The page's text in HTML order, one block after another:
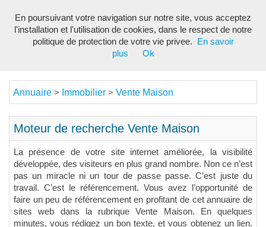
Annuaire > Immobilier > Vente Maison
Moteur de recherche Vente Maison
La présence de votre site internet améliorée, la visibilité
développée, des visiteurs en plus grand nombre. Non ce n’est
pas un miracle ni un tour de passe passe. C’est juste du
travail. C’est le référencement. Vous avez l’opportunité de
faire un peu de référencement en profitant de cet annuaire de
sites web dans la rubrique Vente Maison. En quelques
minutes, vous rédigez un bon texte, et vous obtenez un lien.
En poursuivant votre navigation sur notre site, vous acceptez
l'installation et l'utilisation de cookies, dans le respect de notre
politique de protection de votre vie privee.
En savoir
plus
Ok